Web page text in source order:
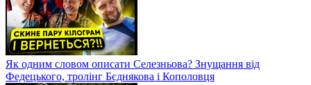
Як одним словом описати Селезньова? Знущання від
Федецького, тролінг Бєднякова і Кополовця